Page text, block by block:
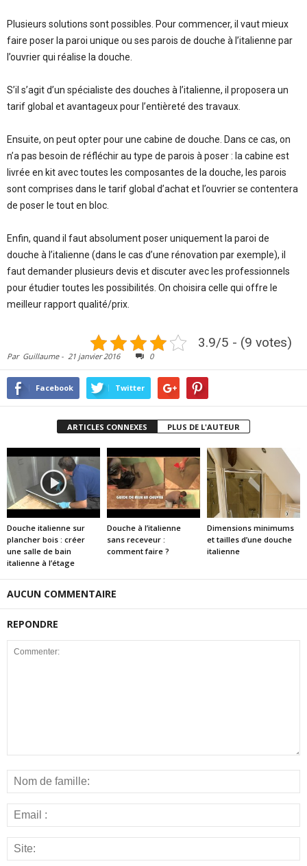
Plusieurs solutions sont possibles. Pour commencer, il vaut mieux
faire poser la paroi unique ou ses parois de douche à l’italienne par
l’ouvrier qui réalise la douche.
S’il s’agit d’un spécialiste des douches à l’italienne, il proposera un
tarif global et avantageux pour l’entièreté des travaux.
Ensuite, on peut opter pour une cabine de douche. Dans ce cas, on
n’a pas besoin de réfléchir au type de parois à poser : la cabine est
livrée en kit avec toutes les composantes de la douche, les parois
sont comprises dans le tarif global d’achat et l’ouvrier se contentera
de poser le tout en bloc.
Enfin, quand il faut absolument poser uniquement la paroi de
douche à l’italienne (dans le cas d’une rénovation par exemple), il
faut demander plusieurs devis et discuter avec les professionnels
pour étudier toutes les possibilités. On choisira celle qui offre le
meilleur rapport qualité/prix.
3.9/5 - (9 votes)
Par Guillaume- 21 janvier 2016 0
Facebook Twitter
ARTICLES CONNEXES PLUS DE L'AUTEUR
Douche italienne sur
plancher bois : créer
une salle de bain
italienne à l’étage
Douche à l’italienne
sans receveur :
comment faire ?
Dimensions minimums
et tailles d’une douche
italienne
AUCUN COMMENTAIRE
REPONDRE